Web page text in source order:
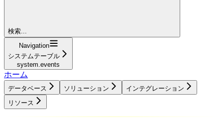
検索...
Navigation
システムテーブル
system.events
ホーム
データベース ソリューション
インテグレーション
リソース